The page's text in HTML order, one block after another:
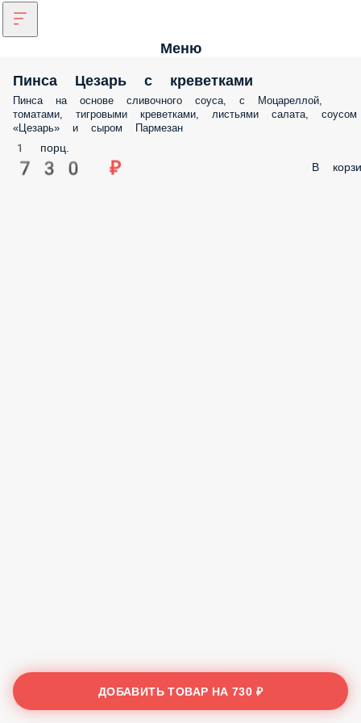
Меню
Пинса Цезарь с креветками
Пинса на основе сливочного соуса, с Моцареллой,
томатами, тигровыми креветками, листьями салата, соусом
«Цезарь» и сыром Пармезан
1 порц.
730 ₽ В
ДОБАВИТЬ ТОВАР НА730 ₽